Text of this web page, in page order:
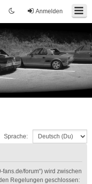
Anmelden
Sprache:
fans.de/forum“) wird zwischen
Regelungen geschlossen: